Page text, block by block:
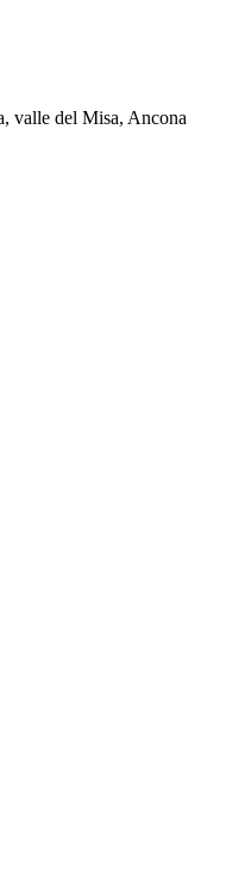
valle del Misa, Ancona